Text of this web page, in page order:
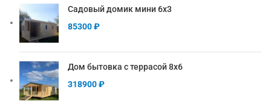
Садовый домик мини 6х3
85300₽
Дом бытовка с террасой 8х6
318900₽